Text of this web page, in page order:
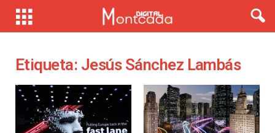
Etiqueta: Jesús Sánchez Lambás